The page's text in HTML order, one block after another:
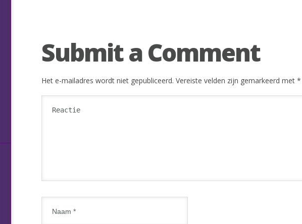
Submit a Comment
Het e-mailadres wordt niet gepubliceerd. Vereiste velden zijn gemarkeerd met *